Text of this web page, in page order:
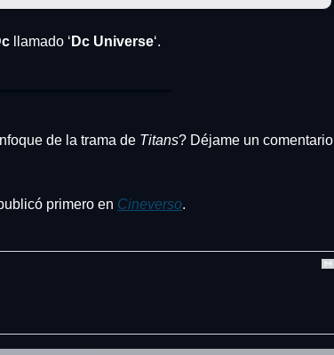
llamado ‘ Dc Universe‘.
de la trama de Titans? Déjame un comentario
primero en Cineverso.